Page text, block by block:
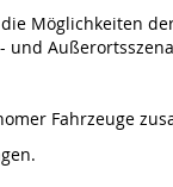
Möglichkeiten
und
Fahrzeuge